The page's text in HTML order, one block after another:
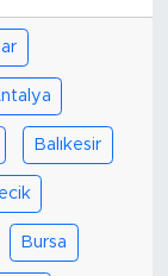
Balıkesir
Bursa